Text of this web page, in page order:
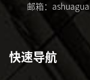
邮箱：
快速导航